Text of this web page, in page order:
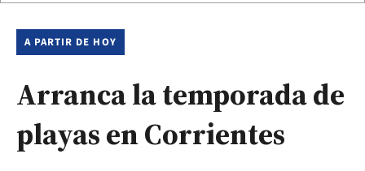
A PARTIR DE HOY
Arranca la temporada de
playas en Corrientes